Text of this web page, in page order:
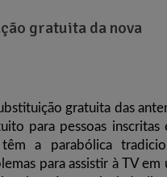
gratuita da nova
gratuita das
para pessoas inscritas
a parabólica
para assistir à TV em